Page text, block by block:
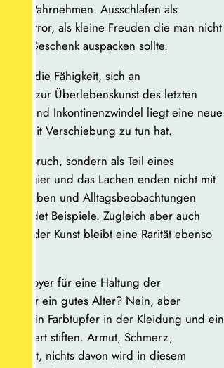
im Wahrnehmen. Ausschlafen als
als kleine Freuden die man nicht
ein Geschenk auspacken sollte.
die Fähigkeit, sich an
wird zur Überlebenskunst des letzten
und Inkontinenzwindel liegt eine neue
als mit Verschiebung zu tun hat.
als Bruch, sondern als Teil eines
Neugier und das Lachen enden nicht mit
Glauben und Alltagsbeobachtungen
findet Beispiele. Zugleich aber auch
in der Kunst bleibt eine Rarität ebenso
Plädoyer für eine Haltung der
für ein gutes Alter? Nein, aber
ein Farbtupfer in der Kleidung und ein
stiften. Armut, Schmerz,
nichts davon wird in diesem